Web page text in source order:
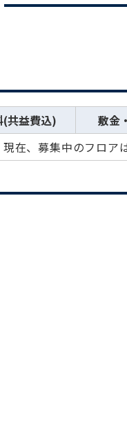
(共益費込) 敷金
現在、募集中のフロア